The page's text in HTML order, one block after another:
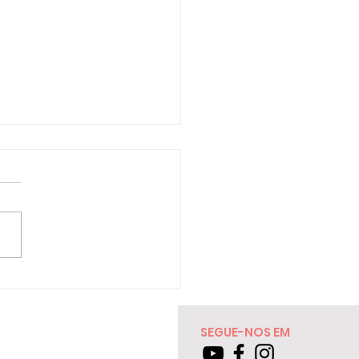
SEGUE-NOS EM